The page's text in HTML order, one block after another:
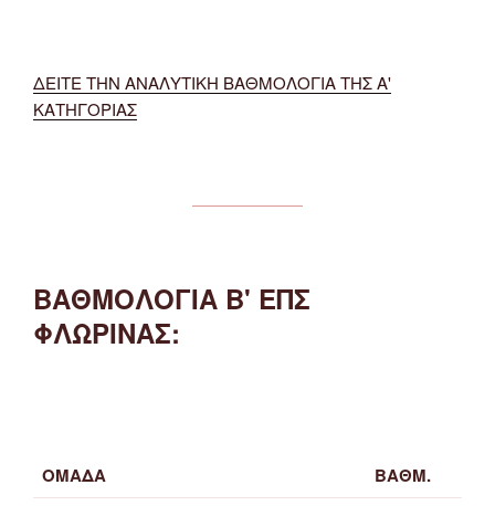
ΔΕΙΤΕ ΤΗΝ ΑΝΑΛΥΤΙΚΗ ΒΑΘΜΟΛΟΓΙΑ ΤΗΣ Α'
ΚΑΤΗΓΟΡΙΑΣ
ΒΑΘΜΟΛΟΓΙΑ Β' ΕΠΣ
ΦΛΩΡΙΝΑΣ:
ΟΜΑΔΑ ΒΑΘΜ.